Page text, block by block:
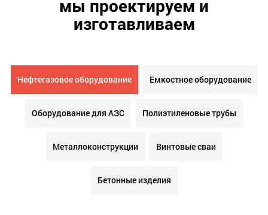
мы проектируем и
изготавливаем
Нефтегазовое оборудование Емкостное оборудование
Оборудование для АЗС Полиэтиленовые трубы
Металлоконструкции Винтовые сваи
Бетонные изделия